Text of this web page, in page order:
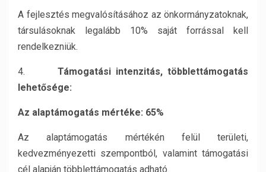
A fejlesztés megvalósításához az önkormányzatoknak,
társulásoknak legalább 10% saját forrással kell
rendelkezniük.
4.Támogatási intenzitás, többlettámogatás
lehetősége:
Az alaptámogatás mértéke: 65%
Az alaptámogatás mértékén felül területi,
kedvezményezetti szempontból, valamint támogatási
cél alapján többlettámogatás adható.